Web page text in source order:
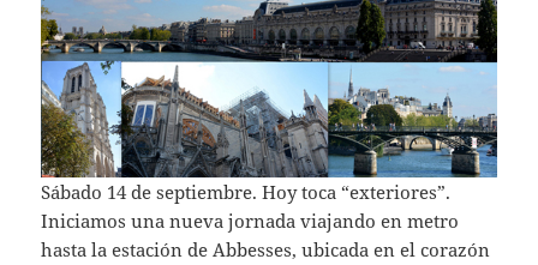
Sábado 14 de septiembre. Hoy toca “exteriores”.
Iniciamos una nueva jornada viajando en metro
hasta la estación de Abbesses, ubicada en el corazón